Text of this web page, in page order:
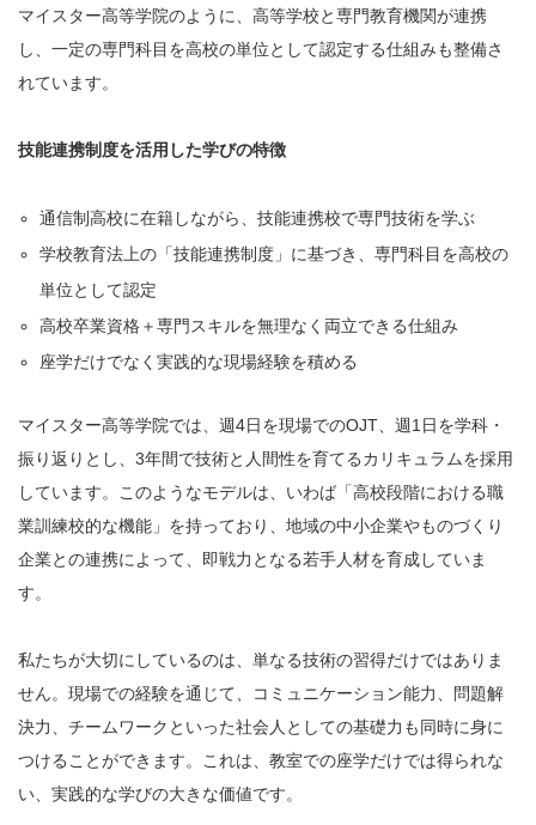
マイスター高等学院のように、高等学校と専門教育機関が連携
し、一定の専門科目を高校の単位として認定する仕組みも整備さ
れています。
技能連携制度を活用した学びの特徴
通信制高校に在籍しながら、技能連携校で専門技術を学ぶ
学校教育法上の「技能連携制度」に基づき、専門科目を高校の
単位として認定
高校卒業資格＋専門スキルを無理なく両立できる仕組み
座学だけでなく実践的な現場経験を積める
マイスター高等学院では、週4日を現場でのOJT、週1日を学科・
振り返りとし、3年間で技術と人間性を育てるカリキュラムを採用
しています。このようなモデルは、いわば「高校段階における職
業訓練校的な機能」を持っており、地域の中小企業やものづくり
企業との連携によって、即戦力となる若手人材を育成していま
す。
私たちが大切にしているのは、単なる技術の習得だけではありま
せん。現場での経験を通じて、コミュニケーション能力、問題解
決力、チームワークといった社会人としての基礎力も同時に身に
つけることができます。これは、教室での座学だけでは得られな
い、実践的な学びの大きな価値です。